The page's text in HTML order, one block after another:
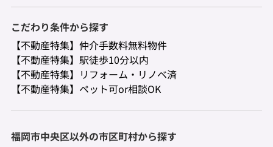
こだわり条件から探す
【不動産特集】仲介手数料無料物件
【不動産特集】駅徒歩10分以内
【不動産特集】リフォーム・リノベ済
【不動産特集】ペット可or相談OK
福岡市中央区以外の市区町村から探す